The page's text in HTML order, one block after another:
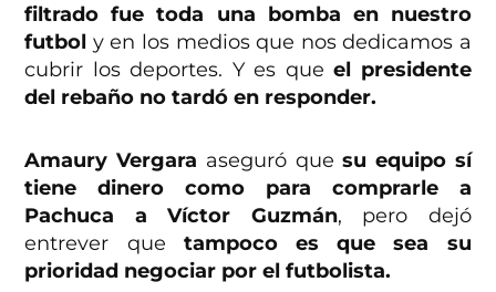
filtrado fue toda una bomba en nuestro
futbol y en los medios que nos dedicamos a
cubrir los deportes. Y es queel presidente
del rebaño no tardó en responder.
Amaury Vergara aseguró que su equipo sí
tiene dinero como para comprarle a
Pachuca a Víctor Guzmán, pero dejó
entrever que tampoco es que sea su
prioridad negociar por el futbolista.